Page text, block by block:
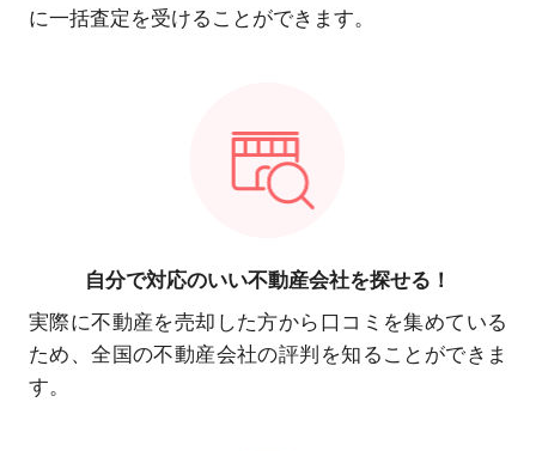
に一括査定を受けることができます。
自分で対応のいい不動産会社を探せる！
実際に不動産を売却した方から口コミを集めている
ため、全国の不動産会社の評判を知ることができま
す。